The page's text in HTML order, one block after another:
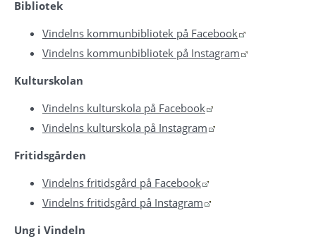
Bibliotek
Vindelns kommunbibliotek på Facebook
Vindelns kommunbibliotek på Instagram
Kulturskolan
Vindelns kulturskola på Facebook
Vindelns kulturskola på Instagram
Fritidsgården
Vindelns fritidsgård på Facebook
Vindelns fritidsgård på Instagram
Ung i Vindeln